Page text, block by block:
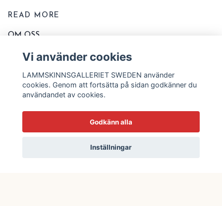
READ MORE
OM OSS
KONTAKTA OSS
KÖPVILLKOR
TVÄTT OCH SKÖTSELRÅD
STORLEKSSCHEMA
BLOGG
Vi använder cookies
LAMMSKINNSGALLERIET SWEDEN använder
cookies. Genom att fortsätta på sidan godkänner du
användandet av cookies.
Godkänn alla
Inställningar